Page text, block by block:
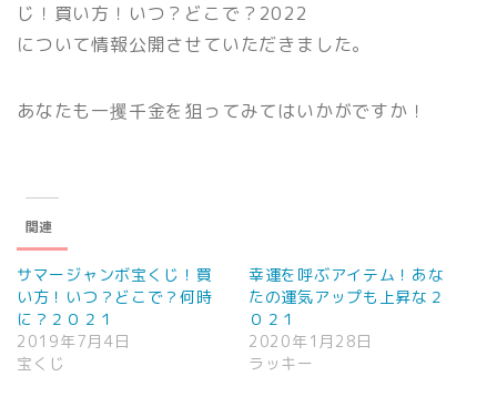
じ！買い方！いつ？どこで？2022
について情報公開させていただきました。
あなたも一攫千金を狙ってみてはいかがですか！
関連
サマージャンボ宝くじ！買
い方！いつ？どこで？何時
に？２０２１
2019年7月4日
宝くじ
幸運を呼ぶアイテム！あな
たの運気アップも上昇な２
０２１
2020年1月28日
ラッキー